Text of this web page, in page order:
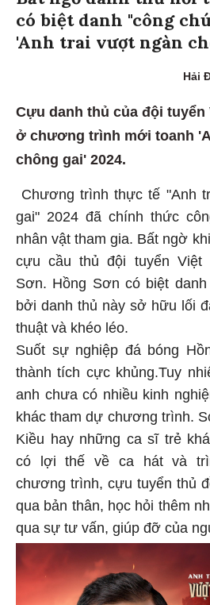
có biệt danh "công
'Anh trai vượt ngàn
Hải
Cựu danh thủ của đội
ở chương trình mới toanh
chông gai' 2024.
Chương trình thực tế "Anh
gai" 2024 đã chính thức
nhân vật tham gia. Bất ngờ
cựu cầu thủ đội tuyển Việt
Sơn. Hồng Sơn có biệt
bởi danh thủ này sở hữu lối
thuật và khéo léo.
Suốt sự nghiệp đá bóng
thành tích cực khủng.Tuy
anh chưa có nhiều kinh
khác tham dự chương trình.
Kiều hay những ca sĩ trẻ
có lợi thế về ca hát và
chương trình, cựu tuyển thủ
qua bản thân, học hỏi thêm
qua sự tư vấn, giúp đỡ của